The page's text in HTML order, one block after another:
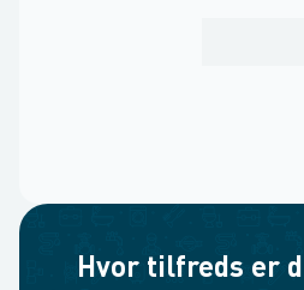
Hvor tilfreds er